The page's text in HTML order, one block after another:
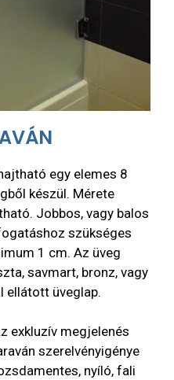
egy elemes 8
készül. Mérete
Jobbos, vagy balos
szükséges
1 cm. Az üveg
savmart, bronz, vagy
ellátott üveglap.
exkluzív megjelenés
szerelvényigénye
nyíló, fali